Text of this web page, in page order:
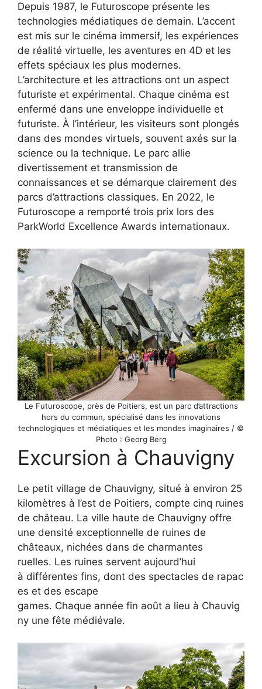
Depuis 1987, le Futuroscope présente les
technologies médiatiques de demain. L’accent
est mis sur le cinéma immersif, les expériences
de réalité virtuelle, les aventures en 4D et les
effets spéciaux les plus modernes.
L’architecture et les attractions ont un aspect
futuriste et expérimental. Chaque cinéma est
enfermé dans une enveloppe individuelle et
futuriste. À l’intérieur, les visiteurs sont plongés
dans des mondes virtuels, souvent axés sur la
science ou la technique. Le parc allie
divertissement et transmission de
connaissances et se démarque clairement des
parcs d’attractions classiques. En 2022, le
Futuroscope a remporté trois prix lors des
ParkWorld Excellence Awards internationaux.
Le Futuroscope, près de Poitiers, est un parc d’attractions
hors du commun, spécialisé dans les innovations
technologiques et médiatiques et les mondes imaginaires / ©
Photo : Georg Berg
Excursion à Chauvigny
Le petit village de Chauvigny, situé à environ 25
kilomètres à l’est de Poitiers, compte cinq ruines
de château. La ville haute de Chauvigny offre
une densité exceptionnelle de ruines de
châteaux, nichées dans de charmantes
ruelles. Les ruines servent aujourd’hui
à différentes fins, dont des spectacles de rapac
es et des escape
games. Chaque année fin août a lieu à Chauvig
ny une fête médiévale.